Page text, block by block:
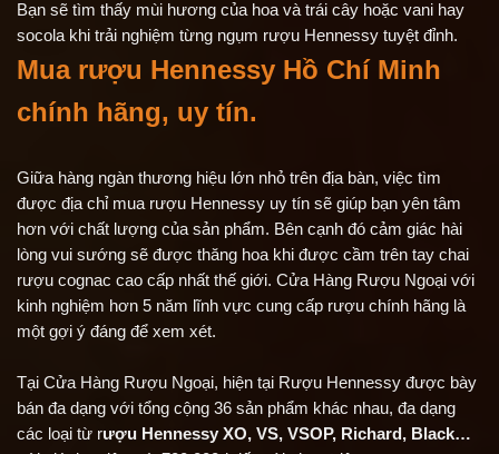
Bạn sẽ tìm thấy mùi hương của hoa và trái cây hoặc vani hay
socola khi trải nghiệm từng ngụm rượu Hennessy tuyệt đỉnh.
Mua rượu Hennessy Hồ Chí Minh
chính hãng, uy tín.
Giữa hàng ngàn thương hiệu lớn nhỏ trên địa bàn, việc tìm
được địa chỉ mua rượu Hennessy uy tín sẽ giúp bạn yên tâm
hơn với chất lượng của sản phẩm. Bên cạnh đó cảm giác hài
lòng vui sướng sẽ được thăng hoa khi được cầm trên tay chai
rượu cognac cao cấp nhất thế giới. Cửa Hàng Rượu Ngoại với
kinh nghiệm hơn 5 năm lĩnh vực cung cấp rượu chính hãng là
một gợi ý đáng để xem xét.
Tại Cửa Hàng Rượu Ngoại, hiện tại Rượu Hennessy được bày
bán đa dạng với tổng cộng 36 sản phẩm khác nhau, đa dạng
các loại từ rượu Hennessy XO, VS, VSOP, Richard, Black…